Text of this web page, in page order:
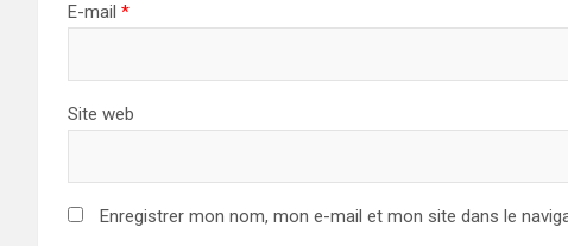
E-mail *
Site web
Enregistrer mon nom, mon e-mail et mon site dans le